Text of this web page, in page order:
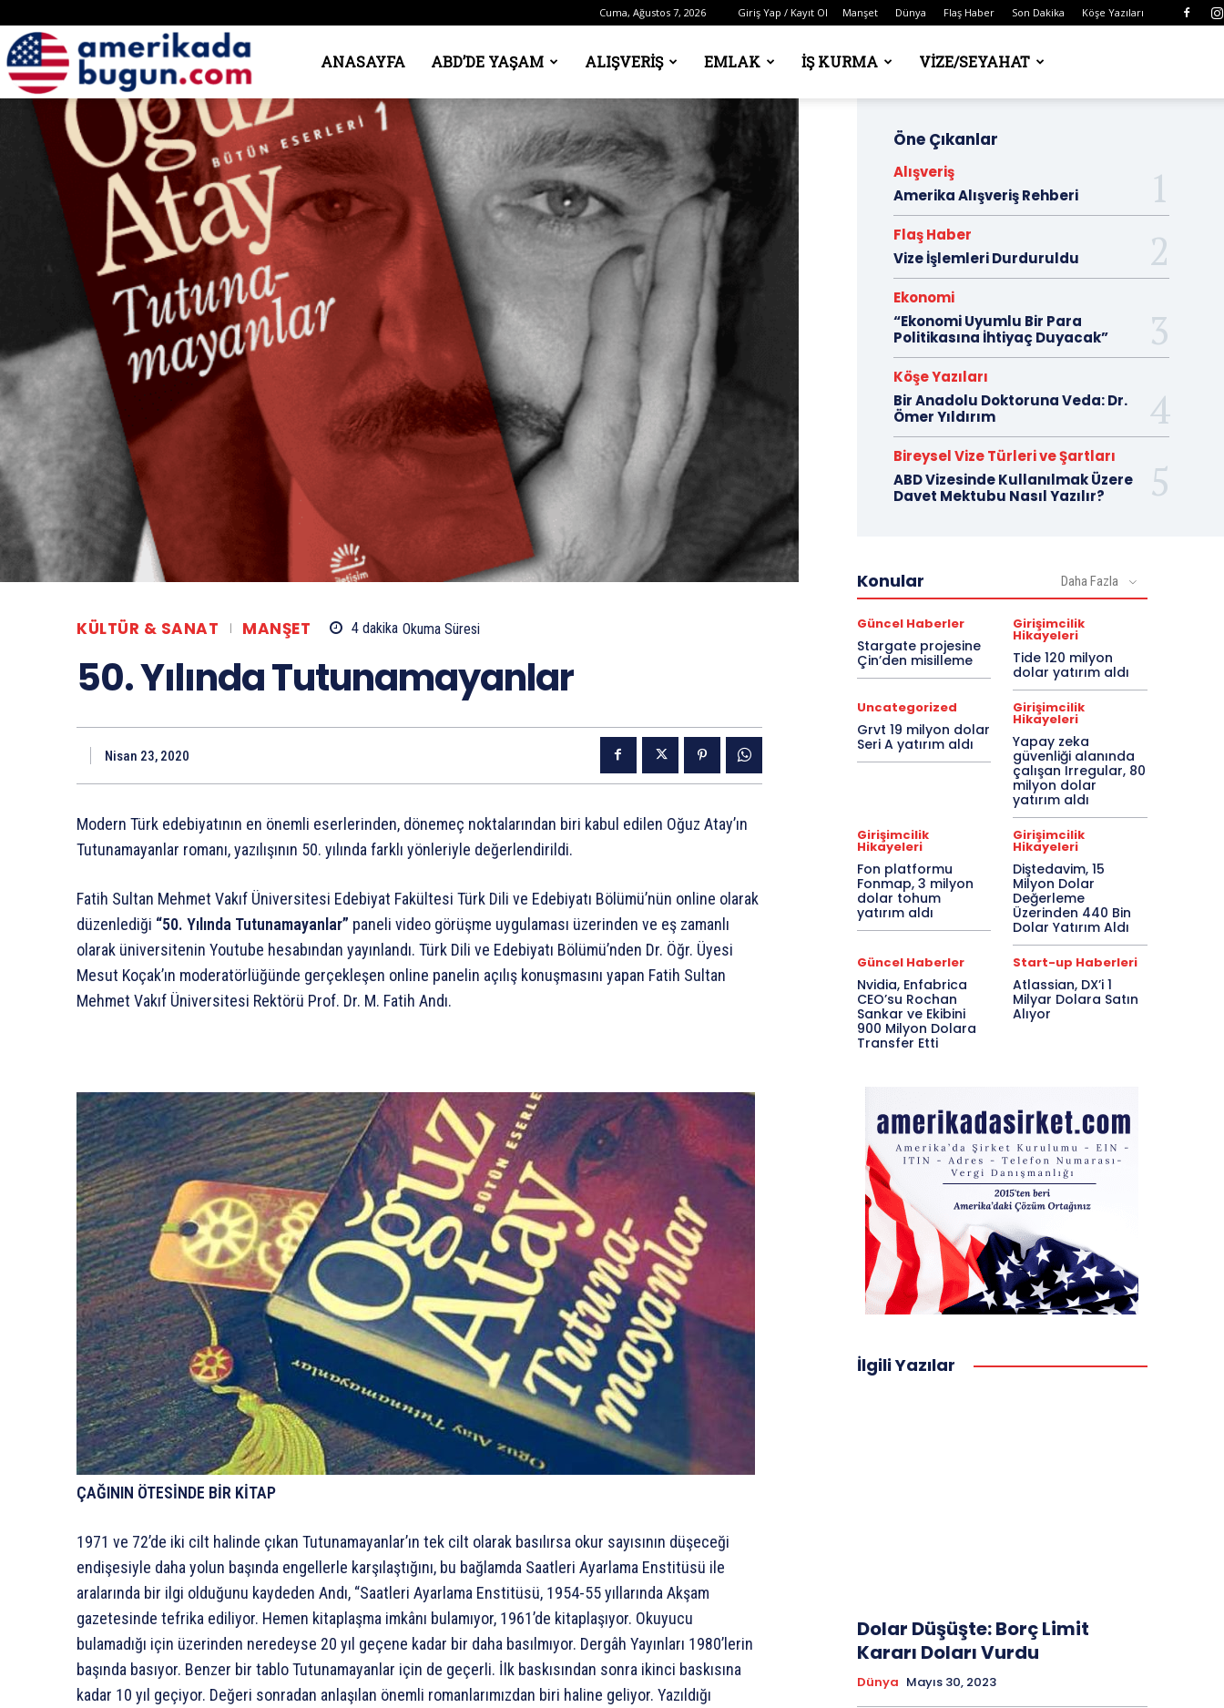
Cuma, Ağustos 7, 2026 Giriş Yap / Kayıt Ol Manşet Dünya Flaş Haber Son Dakika Köşe Yazıları
Amerika’da
Bugün
ANASAYFA ABD’DE YAŞAM ALIŞVERIŞ EMLAK İŞ KURMA VIZE/SEYAHAT
KÜLTÜR & SANAT MANŞET 4 dakika Okuma Süresi
50. Yılında Tutunamayanlar
Nisan 23, 2020
Modern Türk edebiyatının en önemli eserlerinden, dönemeç noktalarından biri kabul edilen Oğuz Atay’ın
Tutunamayanlar romanı, yazılışının 50. yılında farklı yönleriyle değerlendirildi.
Fatih Sultan Mehmet Vakıf Üniversitesi Edebiyat Fakültesi Türk Dili ve Edebiyatı Bölümü’nün online olarak
düzenlediği “50. Yılında Tutunamayanlar” paneli video görüşme uygulaması üzerinden ve eş zamanlı
olarak üniversitenin Youtube hesabından yayınlandı. Türk Dili ve Edebiyatı Bölümü’nden Dr. Öğr. Üyesi
Mesut Koçak’ın moderatörlüğünde gerçekleşen online panelin açılış konuşmasını yapan Fatih Sultan
Mehmet Vakıf Üniversitesi Rektörü Prof. Dr. M. Fatih Andı.
ÇAĞININ ÖTESİNDE BİR KİTAP
1971 ve 72’de iki cilt halinde çıkan Tutunamayanlar’ın tek cilt olarak basılırsa okur sayısının düşeceği
endişesiyle daha yolun başında engellerle karşılaştığını, bu bağlamda Saatleri Ayarlama Enstitüsü ile
aralarında bir ilgi olduğunu kaydeden Andı, “Saatleri Ayarlama Enstitüsü, 1954-55 yıllarında Akşam
gazetesinde tefrika ediliyor. Hemen kitaplaşma imkânı bulamıyor, 1961’de kitaplaşıyor. Okuyucu
bulamadığı için üzerinden neredeyse 20 yıl geçene kadar bir daha basılmıyor. Dergâh Yayınları 1980’lerin
başında basıyor. Benzer bir tablo Tutunamayanlar için de geçerli. İlk baskısından sonra ikinci baskısına
kadar 10 yıl geçiyor. Değeri sonradan anlaşılan önemli romanlarımızdan biri haline geliyor. Yazıldığı
Öne Çıkanlar
Alışveriş
Amerika Alışveriş Rehberi
Flaş Haber
Vize İşlemleri Durduruldu
Ekonomi
“Ekonomi Uyumlu Bir Para
Politikasına İhtiyaç Duyacak”
Köşe Yazıları
Bir Anadolu Doktoruna Veda: Dr.
Ömer Yıldırım
Bireysel Vize Türleri ve Şartları
ABD Vizesinde Kullanılmak Üzere
Davet Mektubu Nasıl Yazılır?
Konular Daha Fazla
Güncel Haberler
Stargate projesine
Çin’den misilleme
Girişimcilik
Hikayeleri
Tide 120 milyon
dolar yatırım aldı
Uncategorized
Grvt 19 milyon dolar
Seri A yatırım aldı
Girişimcilik
Hikayeleri
Yapay zeka
güvenliği alanında
çalışan Irregular, 80
milyon dolar
yatırım aldı
Girişimcilik
Hikayeleri
Fon platformu
Fonmap, 3 milyon
dolar tohum
yatırım aldı
Girişimcilik
Hikayeleri
Diştedavim, 15
Milyon Dolar
Değerleme
Üzerinden 440 Bin
Dolar Yatırım Aldı
Güncel Haberler
Nvidia, Enfabrica
CEO’su Rochan
Sankar ve Ekibini
900 Milyon Dolara
Transfer Etti
Start-up Haberleri
Atlassian, DX’i 1
Milyar Dolara Satın
Alıyor
İlgili Yazılar
Dolar Düşüşte: Borç Limit
Kararı Doları Vurdu
Dünya Mayıs 30, 2023